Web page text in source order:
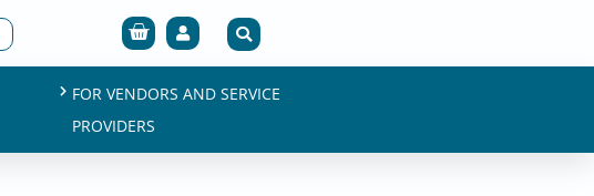
Cart
FOR VENDORS AND SERVICE
PROVIDERS